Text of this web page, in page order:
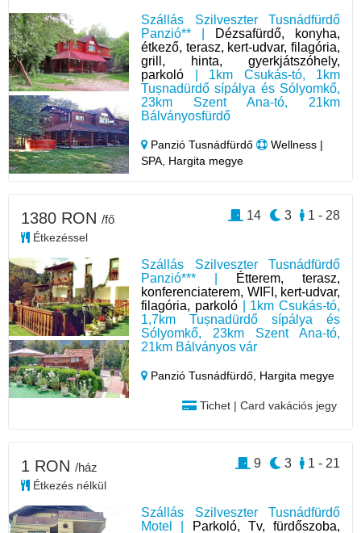
Szállás Szilveszter Tusnádfürdő
Panzió** |
Dézsafürdő, konyha,
étkező, terasz, kert-udvar, filagória,
grill, hinta, gyerkjátszóhely,
parkoló | 1km Csukás-tó, 1km
Tușnadürdő sípálya és Sólyomkő,
23km Szent Ana-tó, 21km
Bálványosfürdő
Panzió Tusnádfürdő
Wellness |
SPA, Hargita megye
Szállás Szilveszter Tusnádfürdő
Panzió*** |
Étterem, terasz,
konferenciaterem, WIFI, kert-udvar,
filagória, parkoló| 1km Csukás-tó,
1,7km Tușnadürdő sípálya és
Sólyomkő, 23km Szent Ana-tó,
21km Bálványos vár
Panzió Tusnádfürdő, Hargita megye
Tichet | Card vakációs jegy
1380 RON /fő
Étkezéssel
1 - 28
3
14
Szállás Szilveszter Tusnádfürdő
Motel |
Parkoló, Tv, fürdőszoba,
1 RON /ház
Étkezés nélkül
1 - 21
3
9